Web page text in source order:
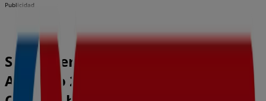
Publicidad
Supermercado Eroski | Carrer
Almagro 2, Puerto de Sagunto -